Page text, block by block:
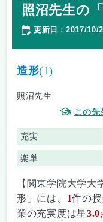
照沼先生の
更新日 ： 2017/10/
造形(1)
照沼先生
この先
充実
楽単
【関東学院大学
形」には、 1件の
業の充実度は星3.0